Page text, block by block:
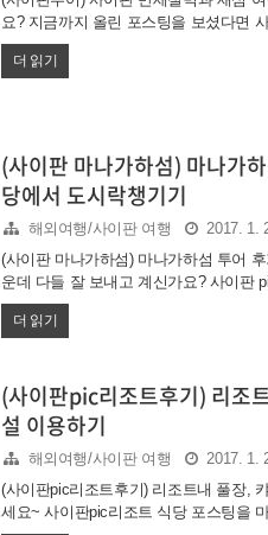
요? 지금까지 올린 포스팅을 보셨다면
할지 등이 감이 오실 것 같은데요.. 이번
하게 올리도록하겠습니다. 아시다시피
셨다는 분들이 한번은 가신다는 만세절
합니다. 먼저 만세절벽입니다. 만세절벽
분걸립니다. 사이판 섬 북쪽 끝입니다. 우
더 읽기
(사이판 마나가하섬) 마나가
당에서 도시락챙기기
해외여행/사이판 여행
2017. 1.
(사이판 마나가하섬) 마나가하섬 투어
운데 다들 잘 보내고 계신가요? 사이판
포스팅은 잘 보셨나요? 사이판 pic리조
도움이 되실거라고 믿습니다. 오늘은
도대체 뭔데? 이런 생각이 있었는데요
이판 간 사람들 필수코스가 맞구나. 이
리조트 비치에서는 느낄수 없는 깨끗함,
있었기 때문입니다. 그렇다고 pic리조트
더 읽기
(사이판pic리조트후기) 리조
설 이용하기
해외여행/사이판 여행
2017. 1.
(사이판pic리조트후기) 리조트내 풀장,
세요~ 사이판pic리조트 식당 포스팅을